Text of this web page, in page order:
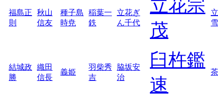
福島正
則
秋山
信友
種子島
時尭
稲葉一
鉄
立花ぎ
ん千代
立花宗
茂
雪
結城政
勝
織田
信長
義姫
羽柴秀
吉
脇坂安
治
臼杵鑑
速